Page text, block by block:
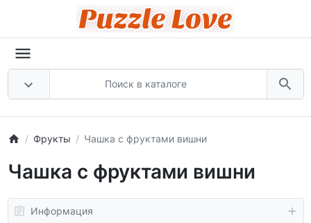
Фрукты Чашка с фруктами вишни
Чашка с фруктами вишни
Информация